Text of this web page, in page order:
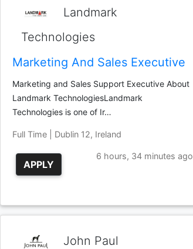
Landmark
Technologies
Marketing And Sales Executive
Marketing and Sales Support Executive About
Landmark TechnologiesLandmark
Technologies is one of Ir…
Full Time | Dublin 12, Ireland
APPLY
6 hours, 34 minutes ago
John Paul